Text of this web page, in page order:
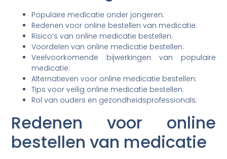
Populaire medicatie onder jongeren:
Redenen voor online bestellen van medicatie:
Risico’s van online medicatie bestellen:
Voordelen van online medicatie bestellen:
Veelvoorkomende bijwerkingen van populaire
medicatie:
Alternatieven voor online medicatie bestellen:
Tips voor veilig online medicatie bestellen:
Rol van ouders en gezondheidsprofessionals:
Redenen voor online
bestellen van medicatie